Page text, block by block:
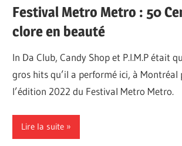
Festival Metro Metro : 50
clore en beauté
In Da Club, Candy Shop et P.I.M.P était
gros hits qu’il a performé ici, à Montréal
l’édition 2022 du Festival Metro Metro.
Lire la suite